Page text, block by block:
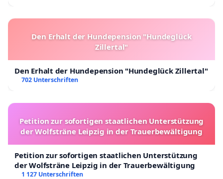
Den Erhalt der Hundepension "Hundeglück
Zillertal"
Den Erhalt der Hundepension "Hundeglück Zillertal"
702 Unterschriften
Petition zur sofortigen staatlichen Unterstützung
der Wolfsträne Leipzig in der Trauerbewältigung
Petition zur sofortigen staatlichen Unterstützung
der Wolfsträne Leipzig in der Trauerbewältigung
1 127 Unterschriften